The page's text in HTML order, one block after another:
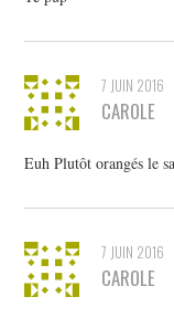
7 JUIN 2016
CAROLE
Euh Plutôt orangés le
7 JUIN 2016
CAROLE